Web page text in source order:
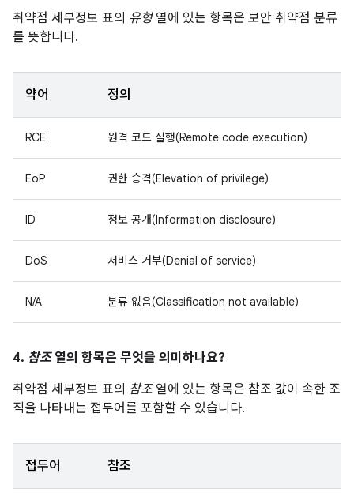
취약점 세부정보 표의 유형열에 있는 항목은 보안 취약점 분류
를 뜻합니다.
약어 정의
RCE 원격 코드 실행(Remote code execution)
EoP 권한 승격(Elevation of privilege)
ID 정보 공개(Information disclosure)
DoS 서비스 거부(Denial of service)
N/A 분류 없음(Classification not available)
4. 참조열의 항목은 무엇을 의미하나요?
취약점 세부정보 표의 참조열에 있는 항목은 참조 값이 속한 조
직을 나타내는 접두어를 포함할 수 있습니다.
접두어 참조